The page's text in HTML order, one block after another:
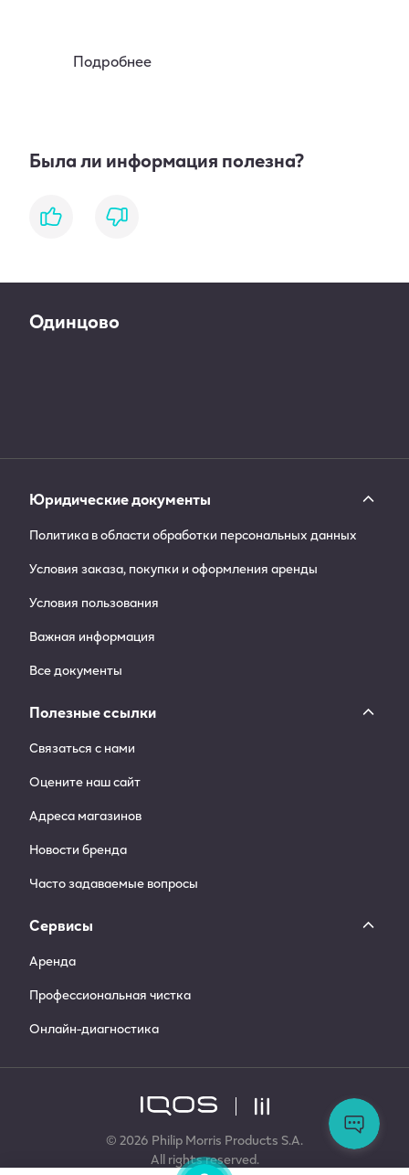
Подробнее
Была ли информация полезна?
like dislike
Одинцово
© 2026 Philip Morris Products S.A.
All rights reserved.
Юридические документы
Политика в области обработки персональных данных
Условия заказа, покупки и оформления аренды
Условия пользования
Важная информация
Все документы
Полезные ссылки
Связаться с нами
Оцените наш сайт
Адреса магазинов
Новости бренда
Часто задаваемые вопросы
Сервисы
Аренда
Профессиональная чистка
Онлайн-диагностика